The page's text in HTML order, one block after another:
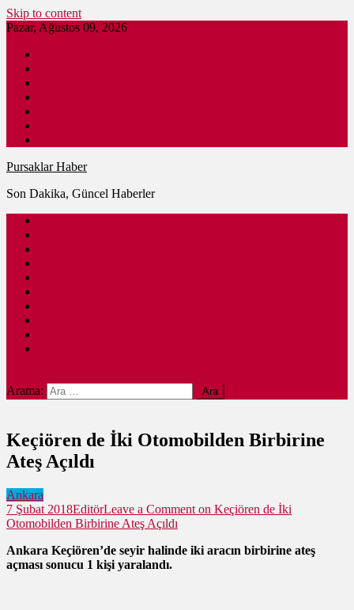
Skip to content
Pazar, Ağustos 09, 2026
Pursaklar Haber
Son Dakika, Güncel Haberler
Arama:
Keçiören de İki Otomobilden Birbirine
Ateş Açıldı
Ankara
7 Şubat 2018EditörLeave a Comment on Keçiören de İki
Otomobilden Birbirine Ateş Açıldı
Ankara Keçiören’de seyir halinde iki aracın birbirine ateş
açması sonucu 1 kişi yaralandı.